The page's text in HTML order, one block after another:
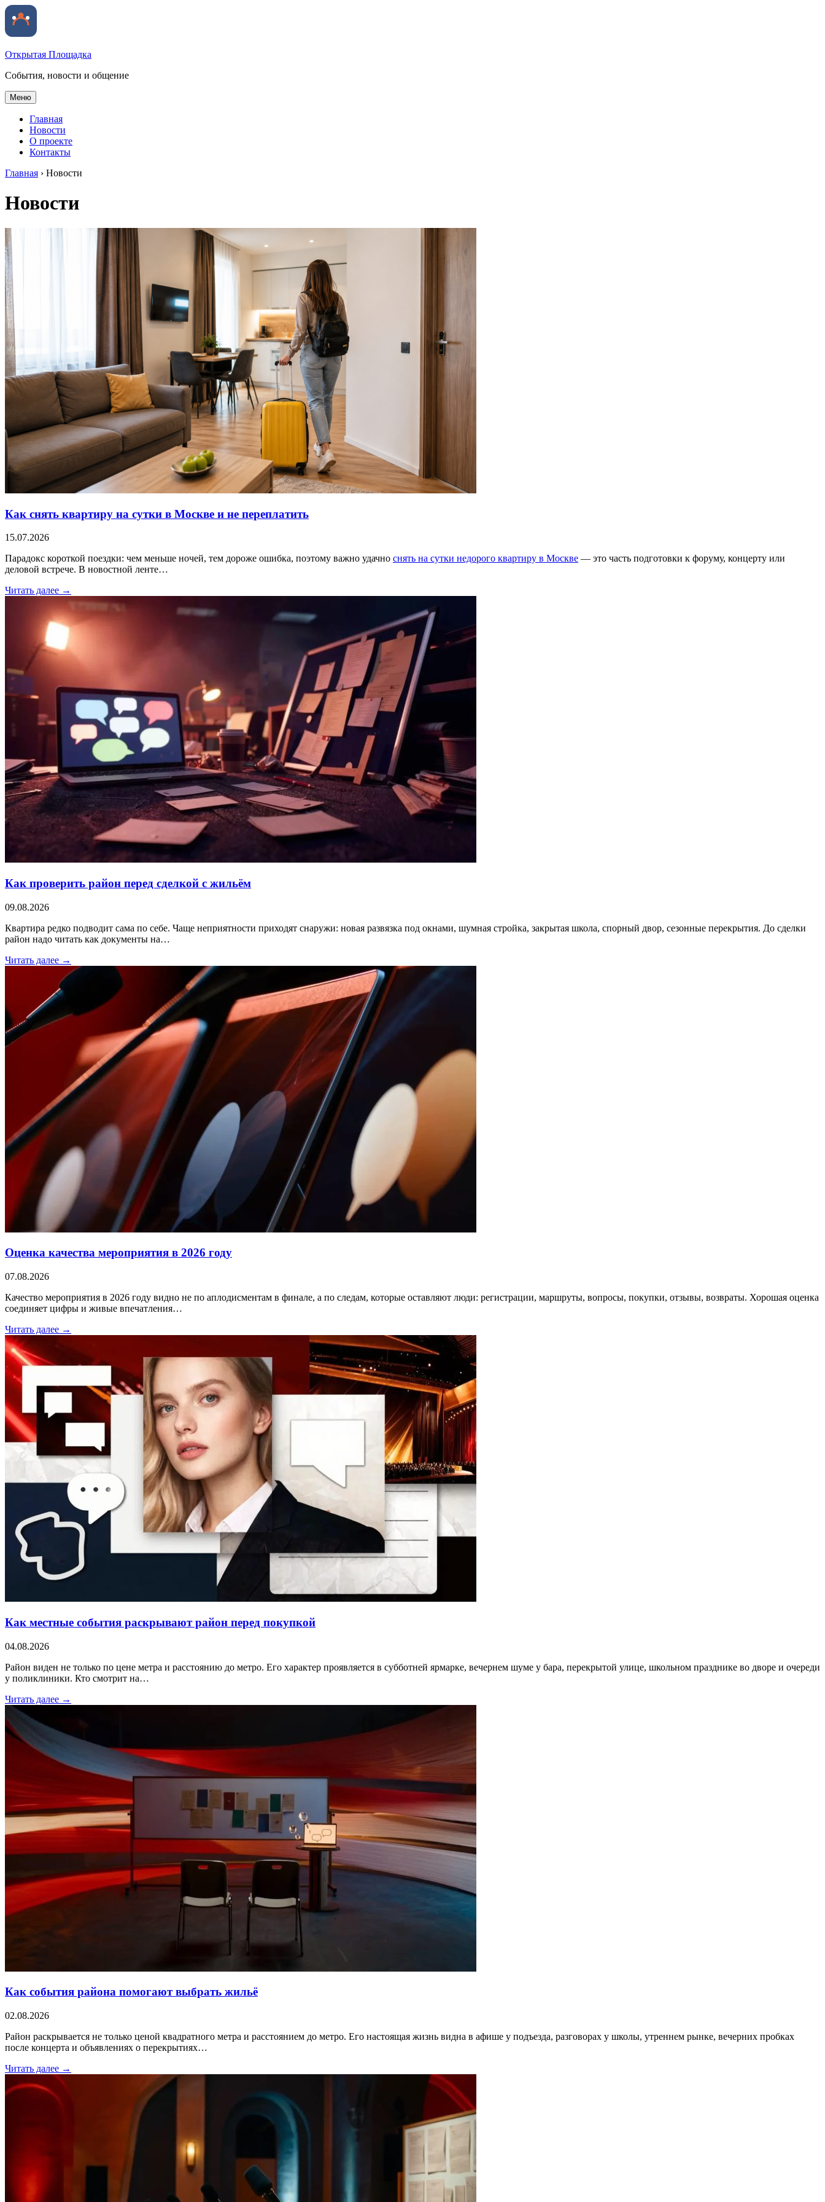
Открытая Площадка
События, новости и общение
Меню
Главная
Новости
О проекте
Контакты
Главная › Новости
Новости
Как снять квартиру на сутки в Москве и не переплатить
15.07.2026
Парадокс короткой поездки: чем меньше ночей, тем дороже ошибка, поэтому важно удачно снять на сутки недорого квартиру в Москве — это часть подготовки к форуму, концерту или
деловой встрече. В новостной ленте…
Читать далее →
Как проверить район перед сделкой с жильём
09.08.2026
Квартира редко подводит сама по себе. Чаще неприятности приходят снаружи: новая развязка под окнами, шумная стройка, закрытая школа, спорный двор, сезонные перекрытия. До сделки
район надо читать как документы на…
Читать далее →
Оценка качества мероприятия в 2026 году
07.08.2026
Качество мероприятия в 2026 году видно не по аплодисментам в финале, а по следам, которые оставляют люди: регистрации, маршруты, вопросы, покупки, отзывы, возвраты. Хорошая оценка
соединяет цифры и живые впечатления…
Читать далее →
Как местные события раскрывают район перед покупкой
04.08.2026
Район виден не только по цене метра и расстоянию до метро. Его характер проявляется в субботней ярмарке, вечернем шуме у бара, перекрытой улице, школьном празднике во дворе и очереди
у поликлиники. Кто смотрит на…
Читать далее →
Как события района помогают выбрать жильё
02.08.2026
Район раскрывается не только ценой квадратного метра и расстоянием до метро. Его настоящая жизнь видна в афише у подъезда, разговорах у школы, утреннем рынке, вечерних пробках
после концерта и объявлениях о перекрытиях…
Читать далее →